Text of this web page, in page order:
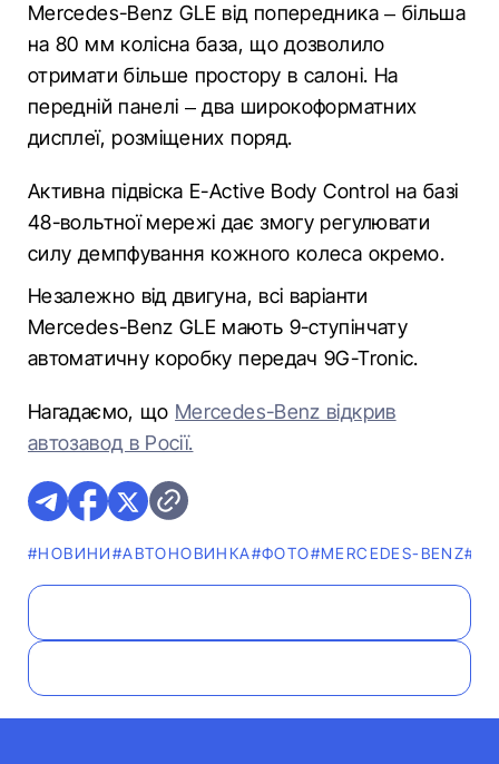
Mercedes-Benz GLE від попередника – більша
на 80 мм колісна база, що дозволило
отримати більше простору в салоні. На
передній панелі – два широкоформатних
дисплеї, розміщених поряд.
Активна підвіска E-Active Body Control на базі
48-вольтної мережі дає змогу регулювати
силу демпфування кожного колеса окремо.
Незалежно від двигуна, всі варіанти
Mercedes-Benz GLE мають 9-ступінчату
автоматичну коробку передач 9G-Tronic.
Нагадаємо, що Mercedes-Benz відкрив
автозавод в Росії.
#НОВИНИ#АВТОНОВИНКА#ФОТО#MERCEDES-BENZ